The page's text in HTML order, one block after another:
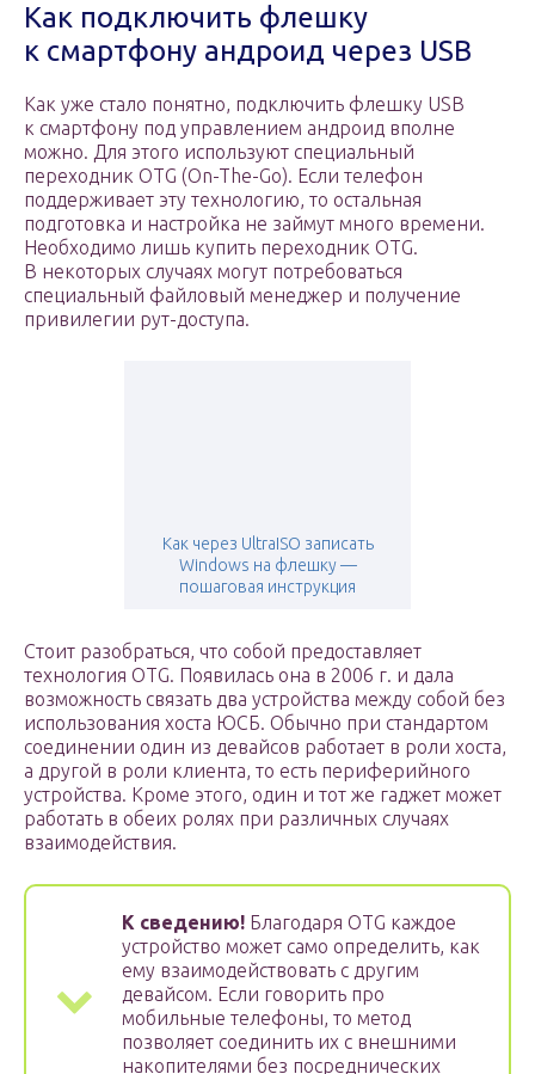
Как подключить флешку
к смартфону андроид через USB
Как уже стало понятно, подключить флешку USB
к смартфону под управлением андроид вполне
можно. Для этого используют специальный
переходник OTG (On-The-Go). Если телефон
поддерживает эту технологию, то остальная
подготовка и настройка не займут много времени.
Необходимо лишь купить переходник OTG.
В некоторых случаях могут потребоваться
специальный файловый менеджер и получение
привилегии рут-доступа.
Как через UltraISO записать
Windows на флешку —
пошаговая инструкция
Стоит разобраться, что собой предоставляет
технология OTG. Появилась она в 2006 г. и дала
возможность связать два устройства между собой без
использования хоста ЮСБ. Обычно при стандартом
соединении один из девайсов работает в роли хоста,
а другой в роли клиента, то есть периферийного
устройства. Кроме этого, один и тот же гаджет может
работать в обеих ролях при различных случаях
взаимодействия.
К сведению! Благодаря OTG каждое
устройство может само определить, как
ему взаимодействовать с другим
девайсом. Если говорить про
мобильные телефоны, то метод
позволяет соединить их с внешними
накопителями без посреднических